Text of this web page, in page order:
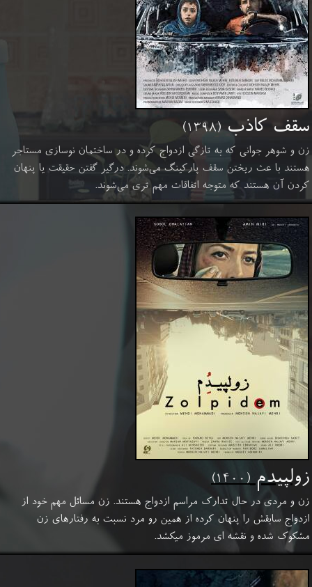
​سقف کاذب(۱۳۹۸)
زن و شوهر جوانی که به تازگی ازدواج کرده و در ساختمان نوسازی مستاجر
هستند با عث ریختن سقف پارکینگ می‌شوند. درگیر گفتن حقیقت یا پنهان
کردن آن هستند که متوجه اتفاقات مهم تری می‌شوند.
زولپیدم(۱۴۰۰)
زن و مردی در حال تدارک مراسم ازدواج هستند. زن مسائل مهم خود از
ازدواج سابقش را پنهان کرده از همین رو مرد نسبت به رفتارهای زن
مشکوک شده و نقشه ای مرموز میکشد.